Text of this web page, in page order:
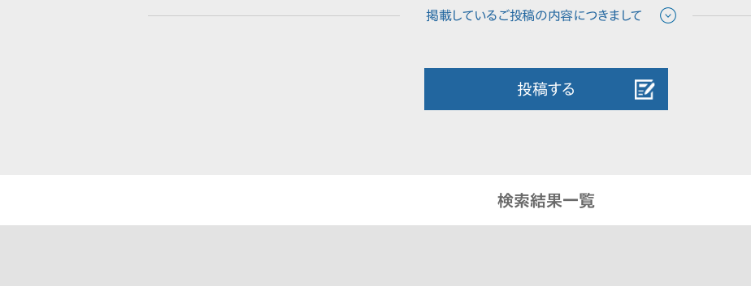
投稿する
検索結果一覧